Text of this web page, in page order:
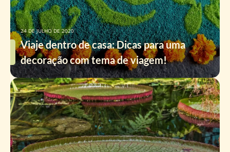
Viaje dentro de casa: Dicas para uma
decoração com tema de viagem!
24 DE JULHO DE 2020